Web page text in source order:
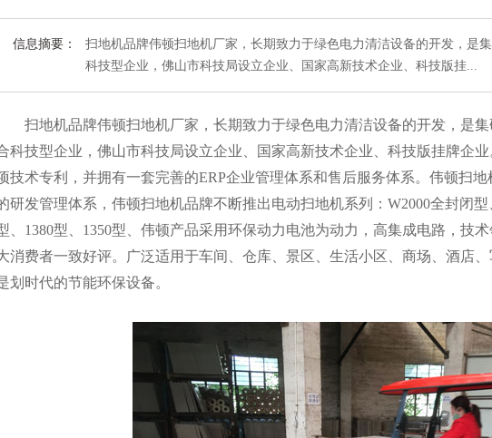
信息摘要：
扫地机品牌伟顿扫地机厂家，长期致力于绿色电力清洁设备的开发，是
科技型企业，佛山市科技局设立企业、国家高新技术企业、科技版挂...
扫地机品牌伟顿扫地机厂家，长期致力于绿色电力清洁设备的开发，是集
科技型企业，佛山市科技局设立企业、国家高新技术企业、科技版挂牌企
技术专利，并拥有一套完善的ERP企业管理体系和售后服务体系。伟顿扫
研发管理体系，伟顿扫地机品牌不断推出电动扫地机系列：W2000全封闭
、1380型、1350型、伟顿产品采用环保动力电池为动力，高集成电路，技
消费者一致好评。广泛适用于车间、仓库、景区、生活小区、商场、酒店、
划时代的节能环保设备。